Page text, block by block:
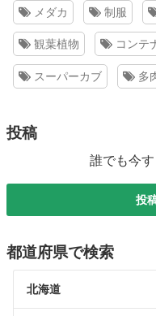
メダカ 制服
観葉植物 コンテ
スーパーカブ 多
投稿
誰でも今
投
都道府県で検索
北海道